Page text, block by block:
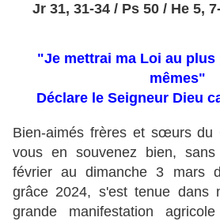
Jr 31, 31-34 / Ps 50 / He 5,
"Je mettrai ma Loi au
mêmes"
Déclare le Seigneur Dieu
Bien-aimés frères et sœurs du
vous en souvenez bien,
février au dimanche 3 mars
grâce 2024, s'est tenue dans
grande manifestation